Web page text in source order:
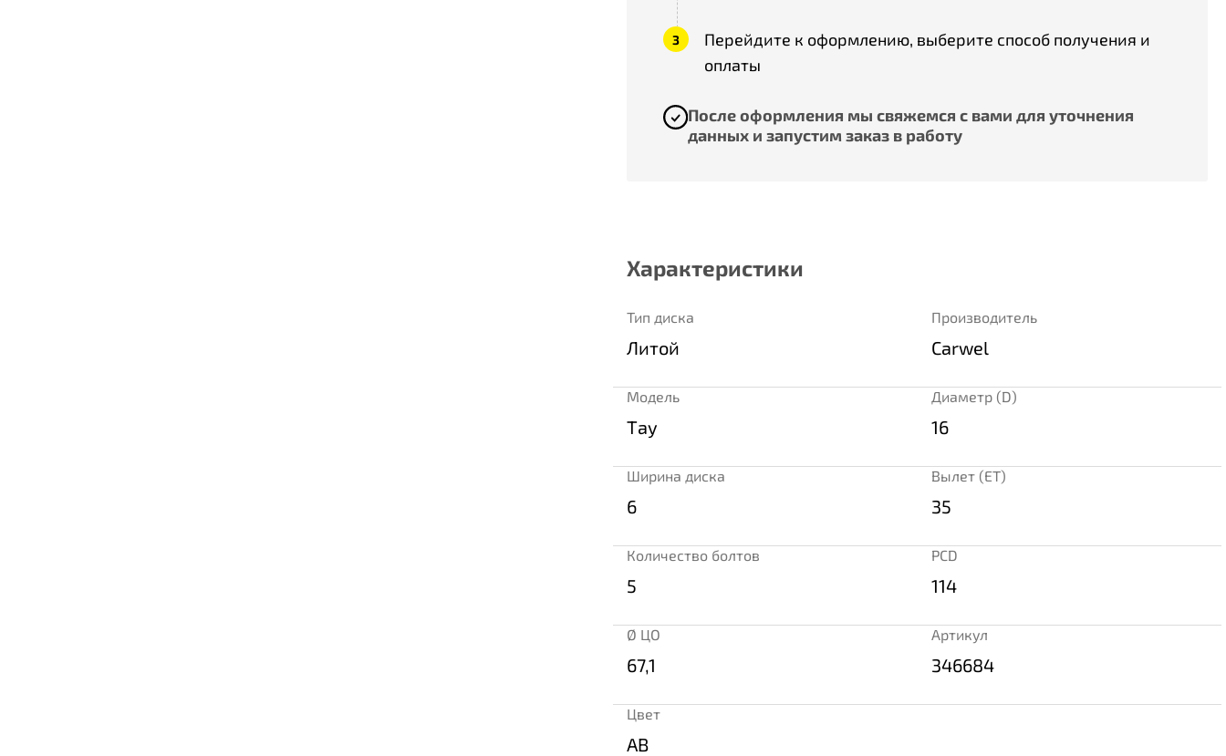
Перейдите к оформлению, выберите способ получения и
оплаты
После оформления мы свяжемся с вами для уточнения
данных и запустим заказ в работу
Характеристики
Тип диска
Литой
Производитель
Carwel
Модель
Тау
Диаметр (D)
16
Ширина диска
6
Вылет (ET)
35
Количество болтов
5
PCD
114
Ø ЦО
67,1
Артикул
346684
Цвет
AB